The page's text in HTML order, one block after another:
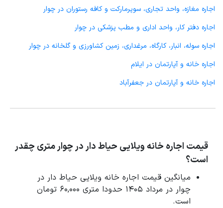
اجاره مغازه، واحد تجاری، سوپرمارکت و کافه رستوران در چوار
اجاره دفتر کار، واحد اداری و مطب پزشکی در چوار
اجاره سوله، انبار، کارگاه، مرغداری، زمین کشاورزی و گلخانه در چوار
اجاره خانه و آپارتمان در ایلام
اجاره خانه و آپارتمان در جعفرآباد
قیمت اجاره خانه ویلایی حیاط دار در چوار متری چقدر
است؟
میانگین قیمت اجاره خانه ویلایی حیاط دار در
چوار در مرداد 1405 حدودا متری 60,000 تومان
است.